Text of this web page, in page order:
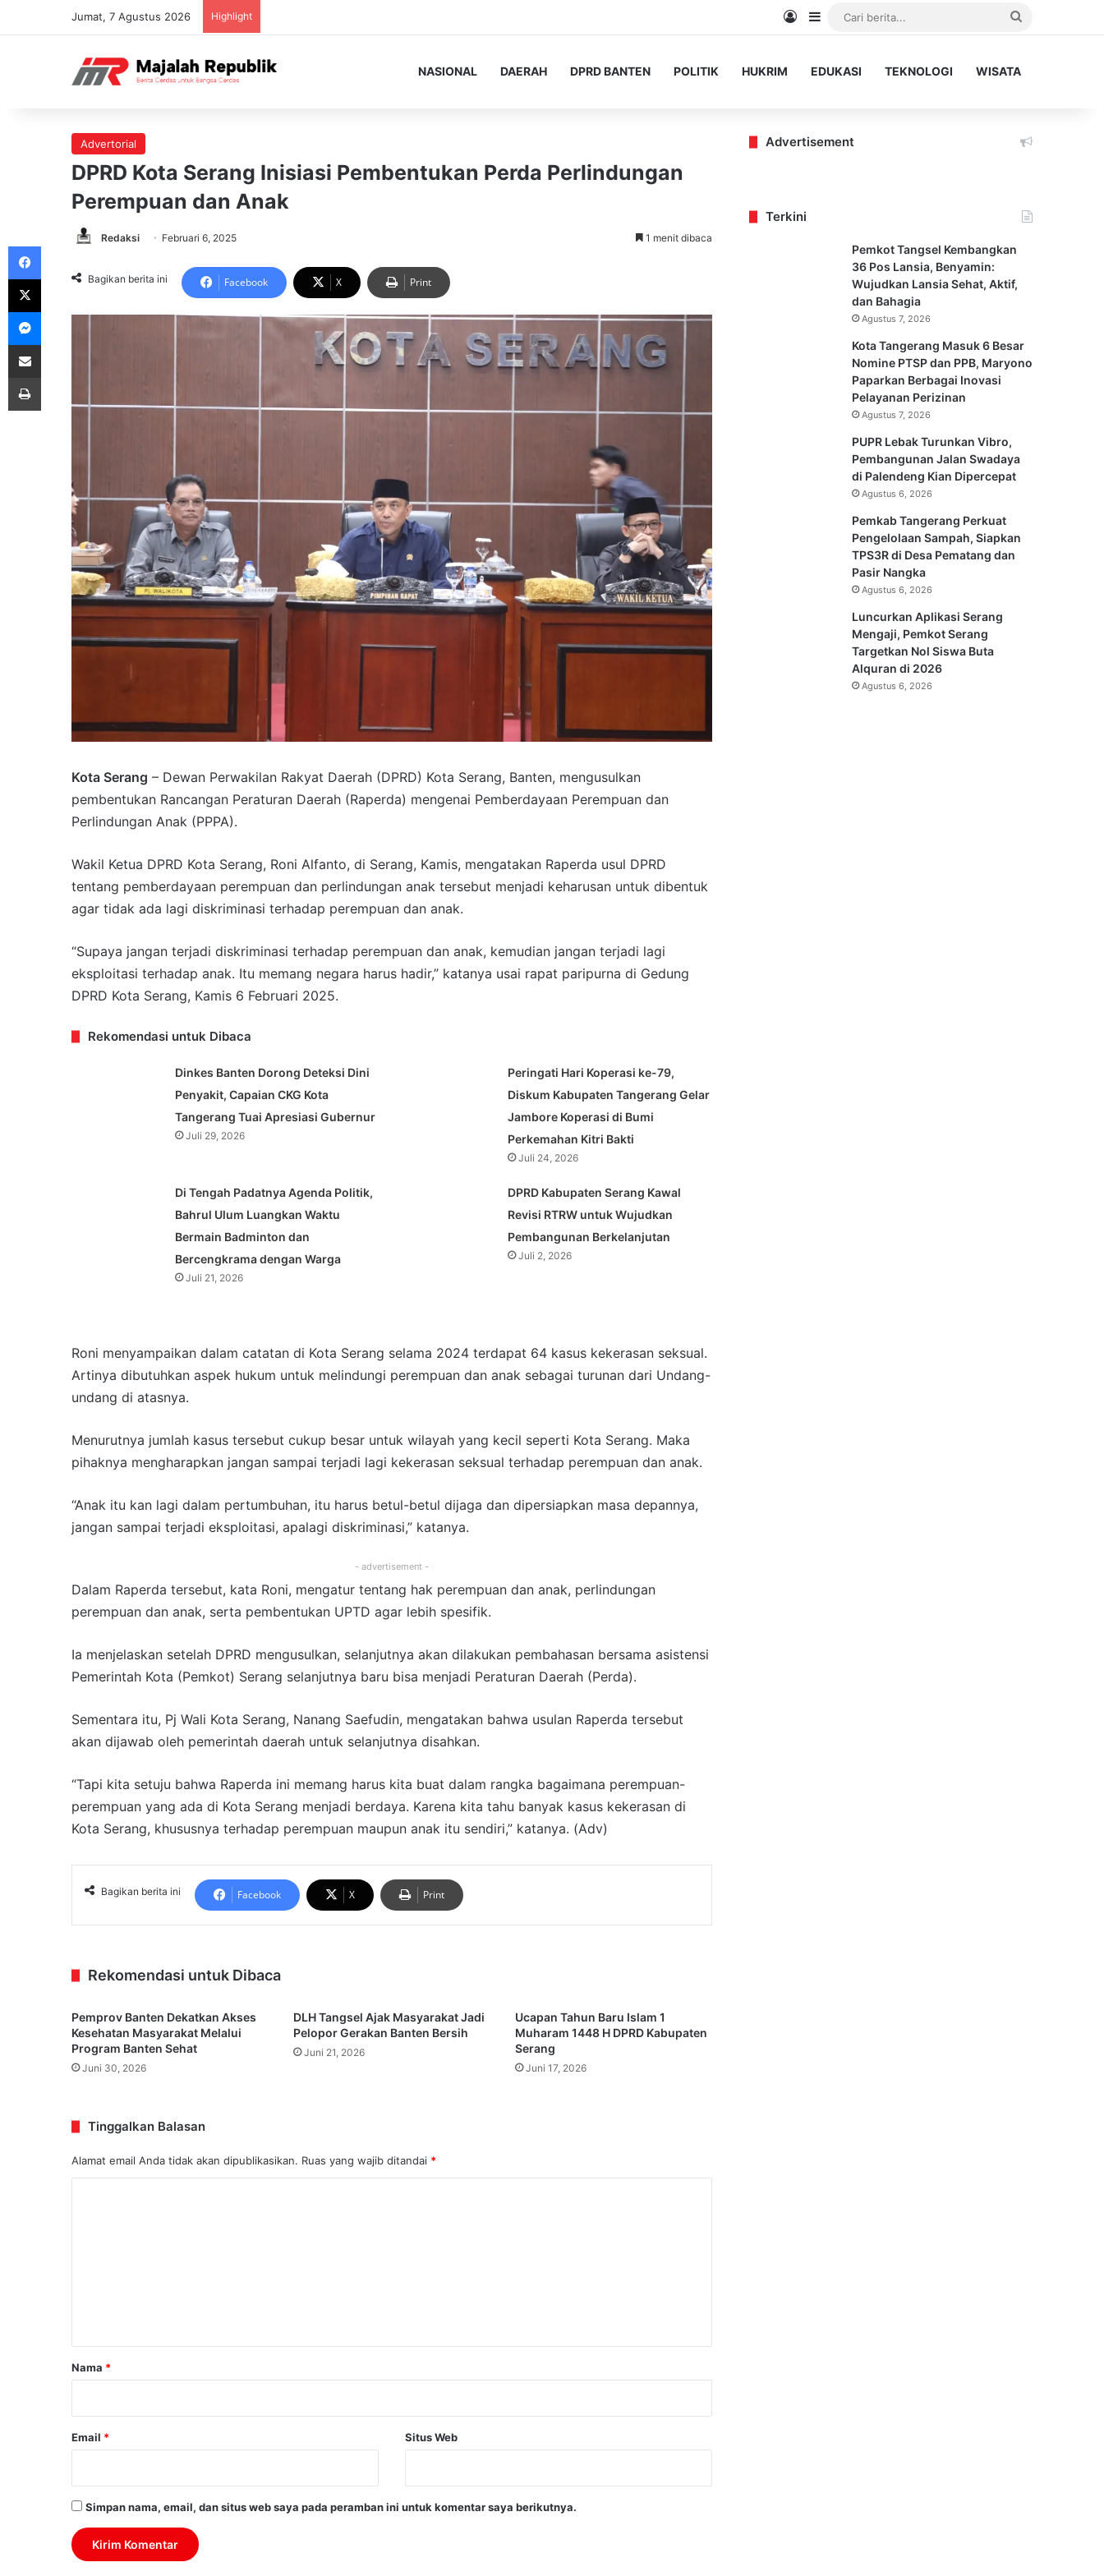
Jumat, 7 Agustus 2026 Highlight Log InSidebar
NASIONAL DAERAH DPRD BANTEN POLITIK HUKRIM EDUKASI TEKNOLOGI WISATA
Advertorial
DPRD Kota Serang Inisiasi Pembentukan Perda Perlindungan
Perempuan dan Anak
Redaksi Februari 6, 2025 1 menit dibaca
Bagikan berita ini Facebook X Print
Kota Serang – Dewan Perwakilan Rakyat Daerah (DPRD) Kota Serang, Banten, mengusulkan
pembentukan Rancangan Peraturan Daerah (Raperda) mengenai Pemberdayaan Perempuan dan
Perlindungan Anak (PPPA).
Wakil Ketua DPRD Kota Serang, Roni Alfanto, di Serang, Kamis, mengatakan Raperda usul DPRD
tentang pemberdayaan perempuan dan perlindungan anak tersebut menjadi keharusan untuk dibentuk
agar tidak ada lagi diskriminasi terhadap perempuan dan anak.
“Supaya jangan terjadi diskriminasi terhadap perempuan dan anak, kemudian jangan terjadi lagi
eksploitasi terhadap anak. Itu memang negara harus hadir,” katanya usai rapat paripurna di Gedung
DPRD Kota Serang, Kamis 6 Februari 2025.
Rekomendasi untuk Dibaca
Dinkes Banten Dorong Deteksi Dini
Penyakit, Capaian CKG Kota
Tangerang Tuai Apresiasi Gubernur
Juli 29, 2026
Peringati Hari Koperasi ke-79,
Diskum Kabupaten Tangerang Gelar
Jambore Koperasi di Bumi
Perkemahan Kitri Bakti
Juli 24, 2026
Di Tengah Padatnya Agenda Politik,
Bahrul Ulum Luangkan Waktu
Bermain Badminton dan
Bercengkrama dengan Warga
Juli 21, 2026
DPRD Kabupaten Serang Kawal
Revisi RTRW untuk Wujudkan
Pembangunan Berkelanjutan
Juli 2, 2026
Roni menyampaikan dalam catatan di Kota Serang selama 2024 terdapat 64 kasus kekerasan seksual.
Artinya dibutuhkan aspek hukum untuk melindungi perempuan dan anak sebagai turunan dari Undang-
undang di atasnya.
Menurutnya jumlah kasus tersebut cukup besar untuk wilayah yang kecil seperti Kota Serang. Maka
pihaknya mengharapkan jangan sampai terjadi lagi kekerasan seksual terhadap perempuan dan anak.
“Anak itu kan lagi dalam pertumbuhan, itu harus betul-betul dijaga dan dipersiapkan masa depannya,
jangan sampai terjadi eksploitasi, apalagi diskriminasi,” katanya.
- advertisement -
Dalam Raperda tersebut, kata Roni, mengatur tentang hak perempuan dan anak, perlindungan
perempuan dan anak, serta pembentukan UPTD agar lebih spesifik.
Ia menjelaskan setelah DPRD mengusulkan, selanjutnya akan dilakukan pembahasan bersama asistensi
Pemerintah Kota (Pemkot) Serang selanjutnya baru bisa menjadi Peraturan Daerah (Perda).
Sementara itu, Pj Wali Kota Serang, Nanang Saefudin, mengatakan bahwa usulan Raperda tersebut
akan dijawab oleh pemerintah daerah untuk selanjutnya disahkan.
“Tapi kita setuju bahwa Raperda ini memang harus kita buat dalam rangka bagaimana perempuan-
perempuan yang ada di Kota Serang menjadi berdaya. Karena kita tahu banyak kasus kekerasan di
Kota Serang, khususnya terhadap perempuan maupun anak itu sendiri,” katanya. (Adv)
Bagikan berita ini Facebook X Print
Rekomendasi untuk Dibaca
Pemprov Banten Dekatkan Akses
Kesehatan Masyarakat Melalui
Program Banten Sehat
Juni 30, 2026
DLH Tangsel Ajak Masyarakat Jadi
Pelopor Gerakan Banten Bersih
Juni 21, 2026
Ucapan Tahun Baru Islam 1
Muharam 1448 H DPRD Kabupaten
Serang
Juni 17, 2026
Tinggalkan Balasan
Alamat email Anda tidak akan dipublikasikan. Ruas yang wajib ditandai *
r
Nama *
Email * Situs Web
Simpan nama, email, dan situs web saya pada peramban ini untuk komentar saya berikutnya.
Advertisement
Terkini
Pemkot Tangsel Kembangkan
36 Pos Lansia, Benyamin:
Wujudkan Lansia Sehat, Aktif,
dan Bahagia
Agustus 7, 2026
Kota Tangerang Masuk 6 Besar
Nomine PTSP dan PPB, Maryono
Paparkan Berbagai Inovasi
Pelayanan Perizinan
Agustus 7, 2026
PUPR Lebak Turunkan Vibro,
Pembangunan Jalan Swadaya
di Palendeng Kian Dipercepat
Agustus 6, 2026
Pemkab Tangerang Perkuat
Pengelolaan Sampah, Siapkan
TPS3R di Desa Pematang dan
Pasir Nangka
Agustus 6, 2026
Luncurkan Aplikasi Serang
Mengaji, Pemkot Serang
Targetkan Nol Siswa Buta
Alquran di 2026
Agustus 6, 2026
Facebook
X
Messenger
Share via Email